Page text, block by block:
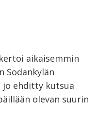
aikaisemmin
Sodankylän
jo ehditty kutsua
olevan suurin